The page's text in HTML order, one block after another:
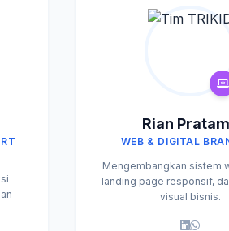
Rian
WEB & DIGITAL
Mengembangkan sistem
landing page responsif,
visual bisnis.